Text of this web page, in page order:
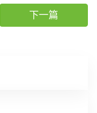
下一篇